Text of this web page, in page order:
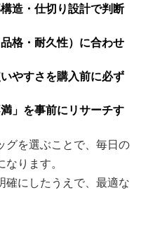
造・仕切り設計で判断
格・耐久性）に合わせ
やすさを購入前に必ず
」を事前にリサーチす
グを選ぶことで、毎日の
ります。
確にしたうえで、最適な